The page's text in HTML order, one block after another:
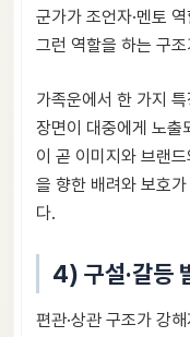
군가가 조언자·멘토
그런 역할을 하는 구
가족운에서 한 가지
장면이 대중에게 노출
이 곧 이미지와 브랜
을 향한 배려와 보호
다.
4) 구설·갈등
편관·상관 구조가 강